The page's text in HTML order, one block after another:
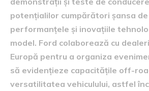
potențialilor cumpărători șansa
performanțele și inovațiile
model. Ford colaborează cu
Europă pentru a organiza
să evidențieze capacitățile off-
versatilitatea vehiculului, astfel